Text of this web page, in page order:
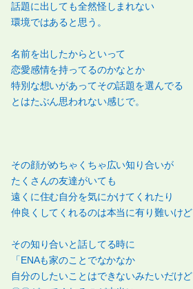
話題に出しても全然怪しまれない
環境ではあると思う。
名前を出したからといって
恋愛感情を持ってるのかなとか
特別な想いがあってその話題を選んでる
とはたぶん思われない感じで。
その顔がめちゃくちゃ広い知り合いが
たくさんの友達がいても
遠くに住む自分を気にかけてくれたり
仲良くしてくれるのは本当に有り難いけど
その知り合いと話してる時に
「ENAも家のことでなかなか
自分のしたいことはできないみたいだけど